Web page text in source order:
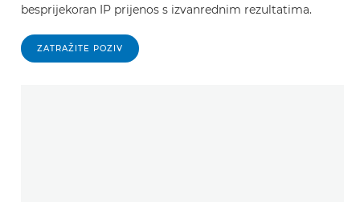
besprijekoran IP prijenos s izvanrednim rezultatima.
ZATRAŽITE POZIV